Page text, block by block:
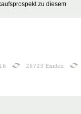
zu diesem
26723 Emden